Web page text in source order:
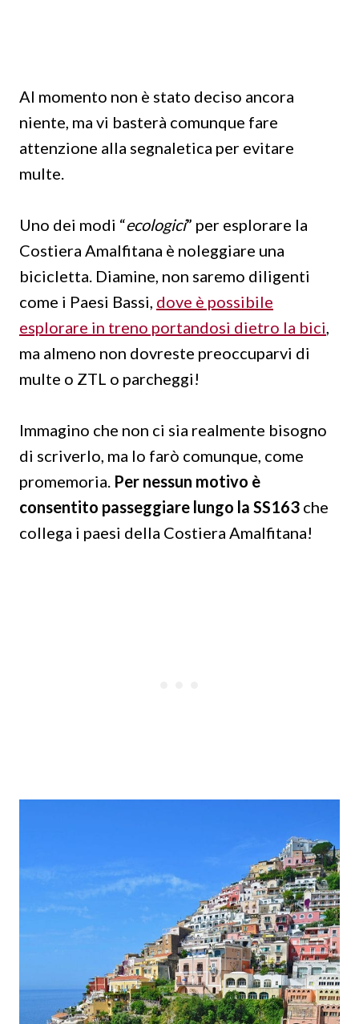
Al momento non è stato deciso ancora
niente, ma vi basterà comunque fare
attenzione alla segnaletica per evitare
multe.
Uno dei modi “ecologici” per esplorare la
Costiera Amalfitana è noleggiare una
bicicletta. Diamine, non saremo diligenti
come i Paesi Bassi, dove è possibile
esplorare in treno portandosi dietro la bici,
ma almeno non dovreste preoccuparvi di
multe o ZTL o parcheggi!
Immagino che non ci sia realmente bisogno
di scriverlo, ma lo farò comunque, come
promemoria. Per nessun motivo è
consentito passeggiare lungo la SS163 che
collega i paesi della Costiera Amalfitana!